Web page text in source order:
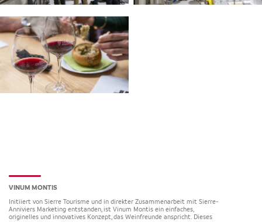
VINUM MONTIS
Initiiert von Sierre Tourisme und in direkter Zusammenarbeit mit Sierre-
Anniviers Marketing entstanden, ist Vinum Montis ein einfaches,
originelles und innovatives Konzept, das Weinfreunde anspricht. Dieses